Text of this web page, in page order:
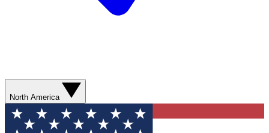
North America